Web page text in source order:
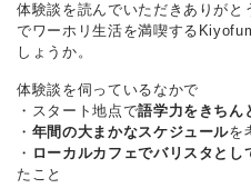
体験談を読んでいただきありが
でワーホリ生活を満喫する
しょうか。
体験談を伺っているなかで
・スタート地点で語学力をきちん
・ 年間の大まかなスケジュールを
・ ローカルカフェでバリスタとし
たこと